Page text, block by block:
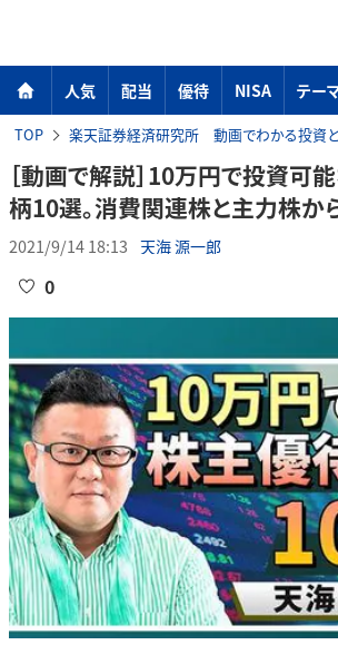
人気 配当 優待 NISA テー
TOP 楽天証券経済研究所 動画でわかる投資と
［動画で解説］10万円で投資可
柄10選。消費関連株と主力株か
2021/9/14 18:13 天海 源一郎
0